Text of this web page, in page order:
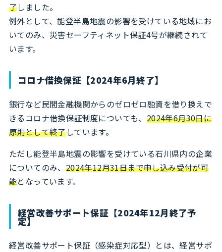
了しました。
例外として、能登半島地震の影響を受けている地域にお
いてのみ、災害セーフティネット保証4号が継続されて
います。
コロナ借換保証【2024年6月終了】
銀行など民間金融機関からのゼロゼロ融資を借り換えで
きるコロナ借換保証制度についても、 2024年6月30日に
原則として終了しています。
ただし能登半島地震の影響を受けている石川県内の企業
についてのみ、 2024年12月31日まで申し込み受付が可
能となっています。
経営改善サポート保証【2024年12月終了予
定】
経営改善サポート保証（感染症対応型）とは、経営サポ